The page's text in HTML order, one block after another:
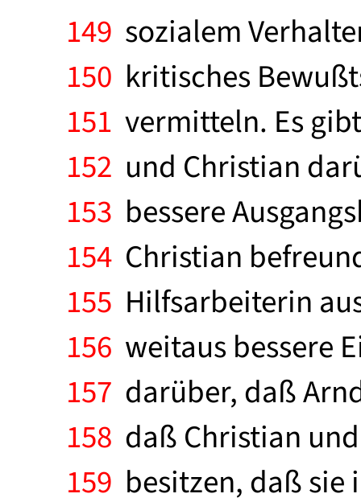
149 sozialem
150 kritisches
151 vermitteln. Es
152 und Christian
153 bessere
154 Christian
155 Hilfsarbeiterin
156 weitaus bessere
157 darüber, daß
158 daß Christian
159 besitzen, daß sie